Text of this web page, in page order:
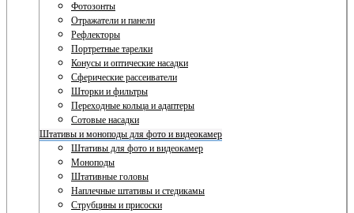
Фотозонты
Отражатели и панели
Рефлекторы
Портретные тарелки
Конусы и оптические насадки
Сферические рассеиватели
Шторки и фильтры
Переходные кольца и адаптеры
Сотовые насадки
Штативы и моноподы для фото и видеокамер
Штативы для фото и видеокамер
Моноподы
Штативные головы
Наплечные штативы и стедикамы
Струбцины и присоски